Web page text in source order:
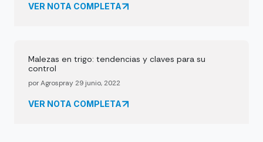
VER NOTA COMPLETA
Malezas en trigo: tendencias y claves para su
control
por Agrospray 29 junio, 2022
VER NOTA COMPLETA